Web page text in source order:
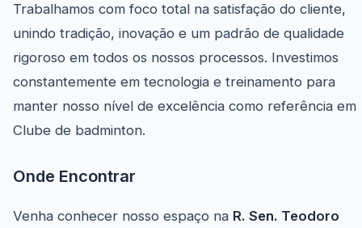
Trabalhamos com foco total na satisfação do cliente,
unindo tradição, inovação e um padrão de qualidade
rigoroso em todos os nossos processos. Investimos
constantemente em tecnologia e treinamento para
manter nosso nível de excelência como referência em
Clube de badminton.
Onde Encontrar
Venha conhecer nosso espaço na R. Sen. Teodoro